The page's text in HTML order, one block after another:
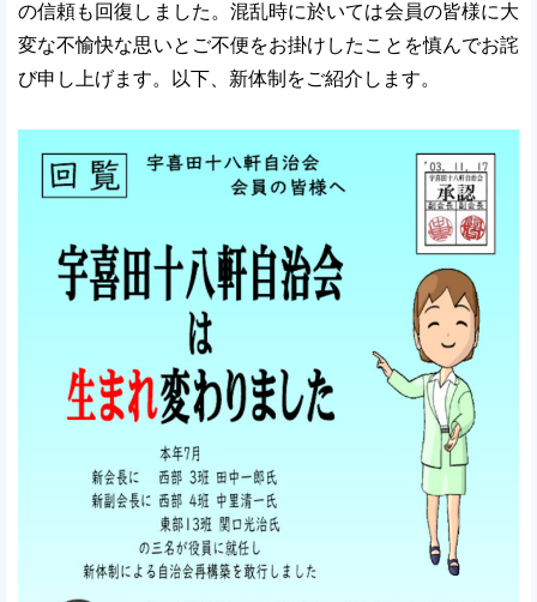
の信頼も回復しました。混乱時に於いては会員の皆様に大
変な不愉快な思いとご不便をお掛けしたことを慎んでお詫
び申し上げます。以下、新体制をご紹介します。